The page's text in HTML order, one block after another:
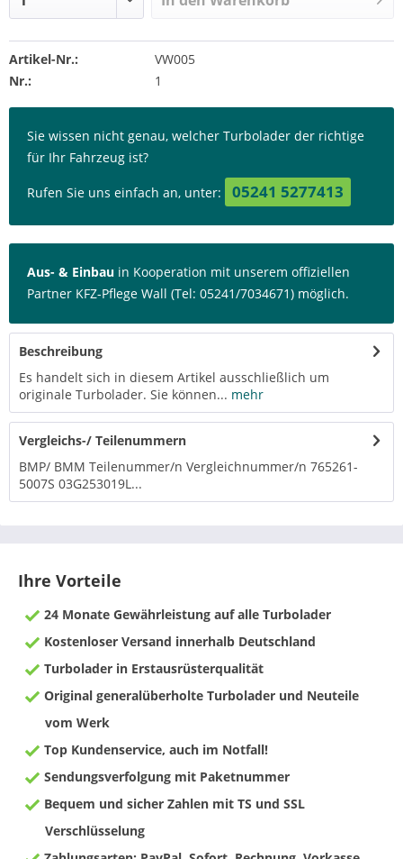
Artikel-Nr.:
VW005
Nr.:
1
Sie wissen nicht genau, welcher Turbolader der richtige
für Ihr Fahrzeug ist?
Rufen Sie uns einfach an, unter: 05241 5277413
Aus- & Einbau in Kooperation mit unserem offiziellen
Partner KFZ-Pflege Wall (Tel: 05241/7034671) möglich.
Beschreibung
Es handelt sich in diesem Artikel ausschließlich um
originale Turbolader. Sie können... mehr
Vergleichs-/ Teilenummern
BMP/ BMM Teilenummer/n Vergleichnummer/n 765261-
5007S 03G253019L...
Ihre Vorteile
24 Monate Gewährleistung auf alle Turbolader
Kostenloser Versand innerhalb Deutschland
Turbolader in Erstausrüsterqualität
Original generalüberholte Turbolader und Neuteile
vom Werk
Top Kundenservice, auch im Notfall!
Sendungsverfolgung mit Paketnummer
Bequem und sicher Zahlen mit TS und SSL
Verschlüsselung